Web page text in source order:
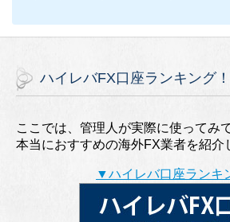
ハイレバFX口座ランキング！
ここでは、管理人が実際に使ってみて
本当におすすめの海外FX業者を紹介
▼ハイレバ口座ランキ